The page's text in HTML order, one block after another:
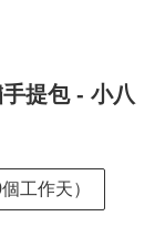
提包 - 小八
工作天）